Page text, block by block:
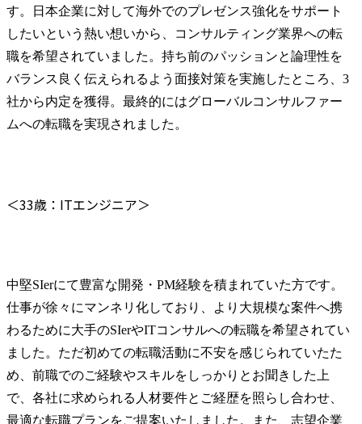
す。日本企業に対して海外でのプレゼンス強化をサポート
したいという熱い想いから、コンサルティング業界への転
職を希望されていました。持ち前のパッションと論理性を
バランス良く伝えられるよう面接対策を実施したところ、3
社から内定を獲得。最終的にはグローバルコンサルファー
ムへの転職を実現されました。
＜33歳：ITエンジニア＞
中堅SIerにて豊富な開発・PM経験を積まれていた方です。
仕事が徐々にマンネリ化しており、より大規模な案件へ携
わるために大手のSIerやITコンサルへの転職を希望されてい
ました。ただ初めての転職活動に不安を感じられていたた
め、前職でのご経験やスキルをしっかりとお聞きした上
で、各社に求められる人材要件とご経歴を照らし合わせ、
最適な転職プランをご提案いたしました。また、志望企業